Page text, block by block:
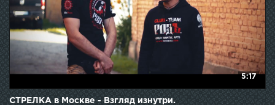
5:17
СТРЕЛКА в Москве - Взгляд изнутри.